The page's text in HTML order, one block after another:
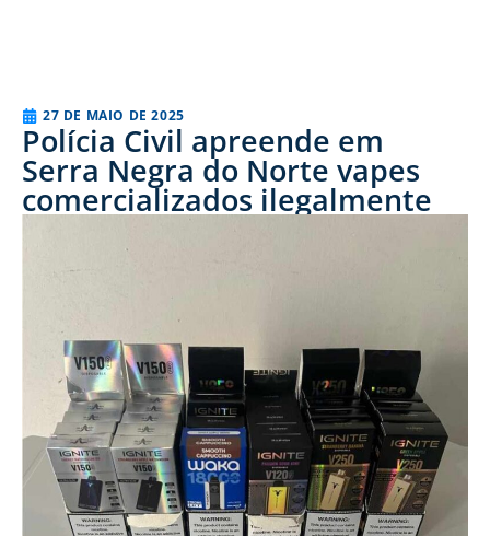
27 DE MAIO DE 2025
Polícia Civil apreende em
Serra Negra do Norte vapes
comercializados ilegalmente